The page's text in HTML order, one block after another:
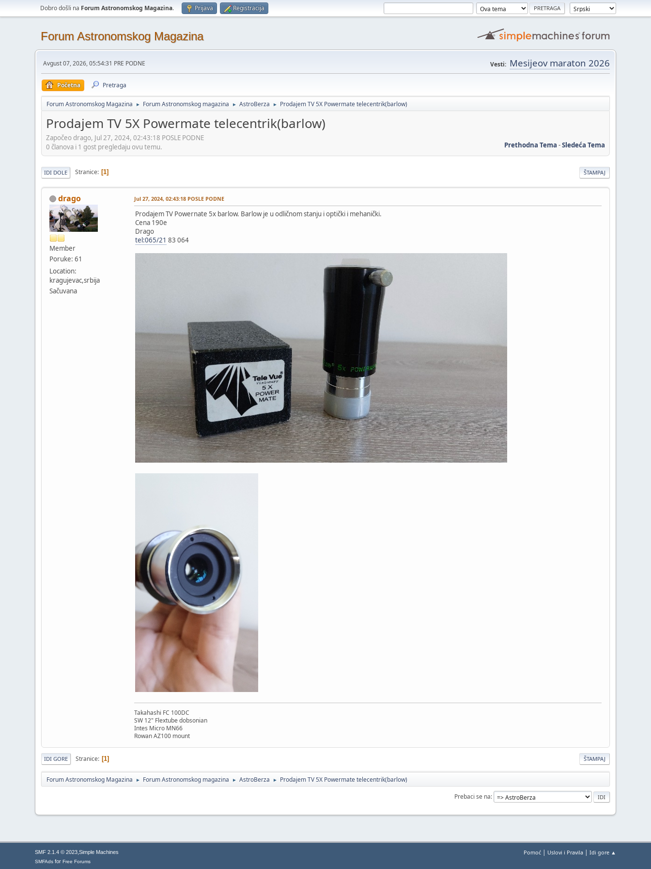
Dobro došli na Forum Astronomskog Magazina. Prijava Registracija
Forum Astronomskog Magazina
Avgust 07, 2026, 05:54:31 PRE PODNE Vesti: Mesijeov maraton 2026
Početna Pretraga
Forum Astronomskog Magazina ► Forum Astronomskog magazina ► AstroBerza ► Prodajem TV 5X Powermate telecentrik(barlow)
Prodajem TV 5X Powermate telecentrik(barlow)
Započeo drago, Jul 27, 2024, 02:43:18 POSLE PODNE
Prethodna Tema -Sledeća Tema
0 članova i 1 gost pregledaju ovu temu.
ŠTAMPAJ
IDI DOLE Stranice 1
drago
Member
Poruke: 61
Location:
kragujevac,srbija
Sačuvana
Jul 27, 2024, 02:43:18 POSLE PODNE
Prodajem TV Powernate 5x barlow. Barlow je u odličnom stanju i optički i mehanički.
Cena 190e
Drago
tel:065/21 83 064
Takahashi FC 100DC
SW 12" Flextube dobsonian
Intes Micro MN66
Rowan AZ100 mount
ŠTAMPAJ
IDI GORE Stranice 1
Forum Astronomskog Magazina ► Forum Astronomskog magazina ► AstroBerza ► Prodajem TV 5X Powermate telecentrik(barlow)
Prebaci se na
Pomoć | Uslovi i Pravila | Idi gore ▲
SMF 2.1.4 © 2023,Simple Machines
SMFAds for Free Forums